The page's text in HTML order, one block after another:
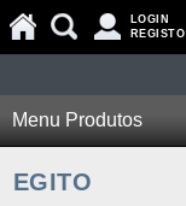
LOGIN
REGISTO
Menu Produtos
EGITO